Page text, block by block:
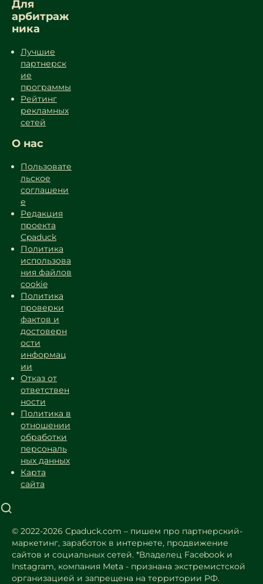
Для
арбитраж
ника
Лучшие
партнерск
ие
программы
Рейтинг
рекламных
сетей
О нас
Пользовате
льское
соглашени
е
Редакция
проекта
Cpaduck
Политика
использова
ния файлов
cookie
Политика
проверки
фактов и
достоверн
ости
информац
ии
Отказ от
ответствен
ности
Политика в
отношении
обработки
персональ
ных данных
Карта
сайта
© 2022-2026 Cpaduck.com – пишем про партнерский-
маркетинг, заработок в интернете, продвижение
сайтов и социальных сетей. *Владелец Facebook и
Instagram, компания Meta - признана экстремистской
организацией и запрещена на территории РФ.